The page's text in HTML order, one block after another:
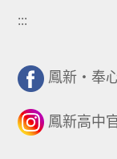
:::
鳳新・奉
鳳新高中